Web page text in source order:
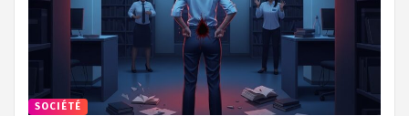
SOCIÉTÉ